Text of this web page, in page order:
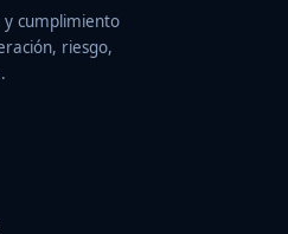
cumplimiento
riesgo,